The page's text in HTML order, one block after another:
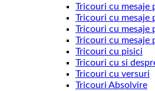
Tricouri cu mesaje
Tricouri cu mesaje
Tricouri cu mesaje
Tricouri cu mesaje
Tricouri cu pisici
Tricouri cu si
Tricouri cu versuri
Tricouri Absolvire